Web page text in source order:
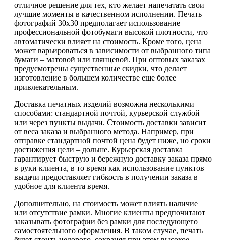
отличное решение для тех, кто желает напечатать свои
лучшие моменты в качественном исполнении. Печать
фотографий 30х30 предполагает использование
профессиональной фотобумаги высокой плотности, что
автоматически влияет на стоимость. Кроме того, цена
может варьироваться в зависимости от выбранного типа
бумаги – матовой или глянцевой. При оптовых заказах
предусмотрены существенные скидки, что делает
изготовление в большем количестве еще более
привлекательным.
Доставка печатных изделий возможна несколькими
способами: стандартной почтой, курьерской службой
или через пункты выдачи. Стоимость доставки зависит
от веса заказа и выбранного метода. Например, при
отправке стандартной почтой цена будет ниже, но сроки
достижения цели – дольше. Курьерская доставка
гарантирует быструю и бережную доставку заказа прямо
в руки клиента, в то время как использование пунктов
выдачи предоставляет гибкость в получении заказа в
удобное для клиента время.
Дополнительно, на стоимость может влиять наличие
или отсутствие рамки. Многие клиенты предпочитают
заказывать фотографии без рамки для последующего
самостоятельного оформления. В таком случае, печать